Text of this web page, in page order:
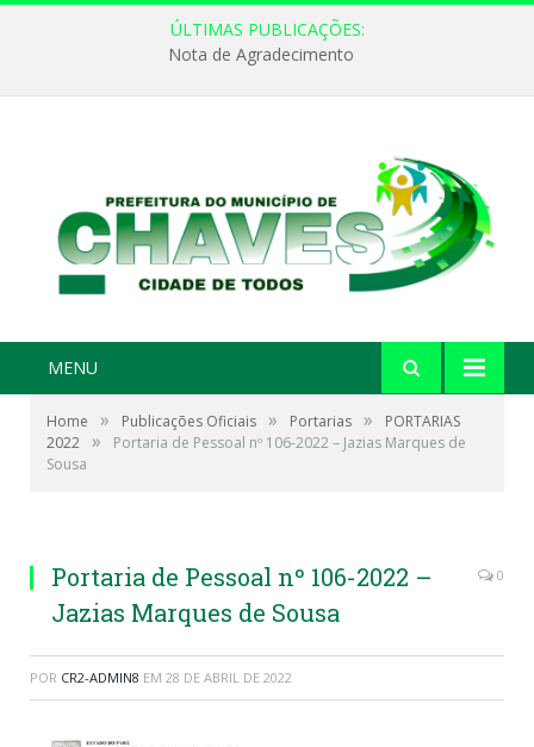
ÚLTIMAS PUBLICAÇÕES:
Nota de Agradecimento
MENU
Home » Publicações Oficiais » Portarias »
PORTARIAS
2022 »
Portaria de Pessoal nº 106-2022 – Jazias Marques de
Sousa
Portaria de Pessoal nº 106-2022 –
Jazias Marques de Sousa
0
POR CR2-ADMIN8 EM 28 DE ABRIL DE 2022